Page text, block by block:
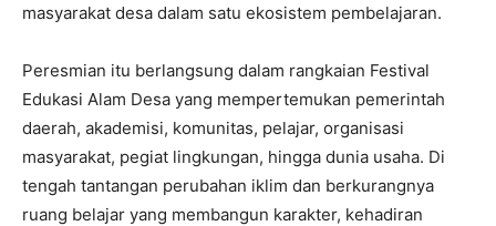
masyarakat desa dalam satu ekosistem pembelajaran.
Peresmian itu berlangsung dalam rangkaian Festival
Edukasi Alam Desa yang mempertemukan pemerintah
daerah, akademisi, komunitas, pelajar, organisasi
masyarakat, pegiat lingkungan, hingga dunia usaha. Di
tengah tantangan perubahan iklim dan berkurangnya
ruang belajar yang membangun karakter, kehadiran